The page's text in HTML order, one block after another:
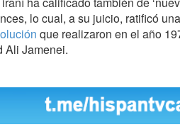
lo cual, a su juicio, ratificó
que realizaron en el año
Ali Jamenei.